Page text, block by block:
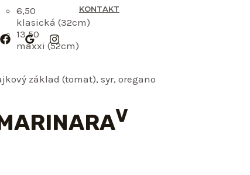
KONTAKT
6,50
klasická (32cm)
13,50
maxxi (52cm)
základ (tomat), syr, oregano
V